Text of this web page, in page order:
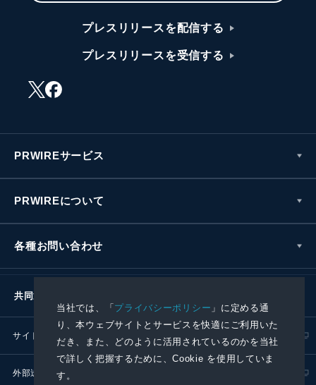
当社では、「プライバシーポリシー 」に定める通
り、本ウェブサイトとサービスを快適にご利用いた
だき、また、どのように活用されているのかを当社
で詳しく把握するために、Cookie を使用していま
す。
プレスリリースを配信する
プレスリリースを受信する
PRWIREサービス
PRWIREについて
各種お問い合わせ
共同通信社グループ
サイトポリシー プライバシーポリシー
外部送信ポリシー